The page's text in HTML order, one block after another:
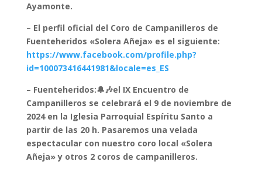
Ayamonte.
– El perfil oficial del Coro de Campanilleros de
Fuenteheridos «Solera Añeja» es el siguiente:
https://www.facebook.com/profile.php?
id=100073416441981&locale=es_ES
– Fuenteheridos:🔔🎶el IX Encuentro de
Campanilleros se celebrará el 9 de noviembre de
2024 en la Iglesia Parroquial Espíritu Santo a
partir de las 20 h. Pasaremos una velada
espectacular con nuestro coro local «Solera
Añeja» y otros 2 coros de campanilleros.